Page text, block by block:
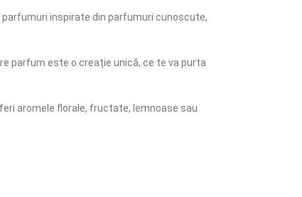
inspirate din parfumuri cunoscute,
parfum este o creație unică, ce te va purta
aromele florale, fructate, lemnoase sau